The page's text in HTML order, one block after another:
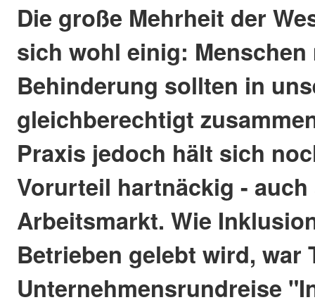
Die große Mehrheit der
sich wohl einig:
Behinderung sollten in
gleichberechtigt
Praxis jedoch hält sich
Vorurteil hartnäckig - auch
Arbeitsmarkt. Wie
Betrieben gelebt wird, war
Unternehmensrundreise